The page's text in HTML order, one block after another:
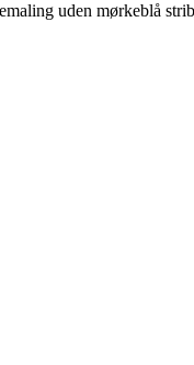
uden mørkeblå